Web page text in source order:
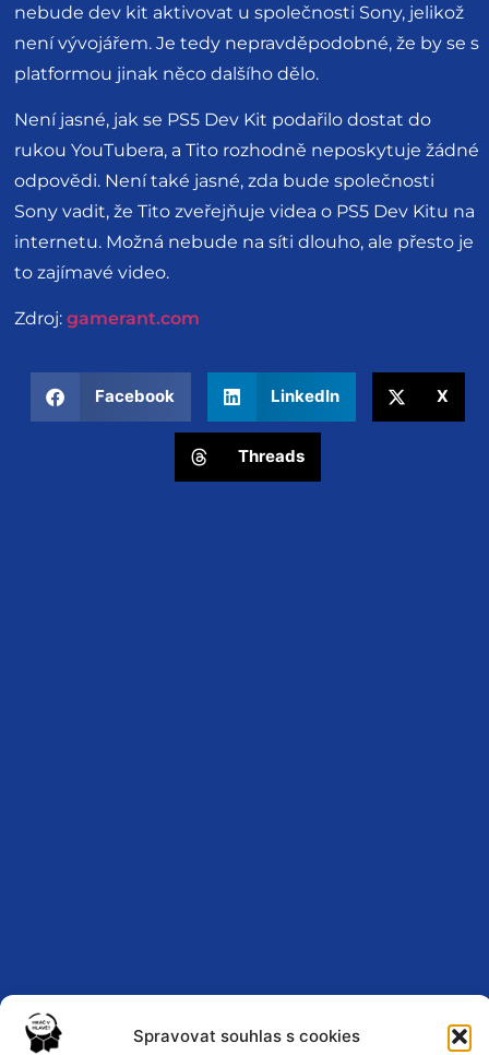
Spravovat souhlas s cookies
nebude dev kit aktivovat u společnosti Sony, jelikož
není vývojářem. Je tedy nepravděpodobné, že by se s
platformou jinak něco dalšího dělo.
Není jasné, jak se PS5 Dev Kit podařilo dostat do
rukou YouTubera, a Tito rozhodně neposkytuje žádné
odpovědi. Není také jasné, zda bude společnosti
Sony vadit, že Tito zveřejňuje videa o PS5 Dev Kitu na
internetu. Možná nebude na síti dlouho, ale přesto je
to zajímavé video.
Zdroj: gamerant.com
Facebook LinkedIn X
Threads